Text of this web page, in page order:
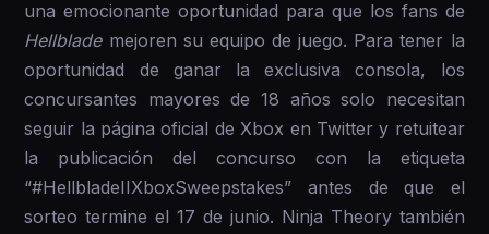
una emocionante oportunidad para que los fans de
Hellblademejoren su equipo de juego. Para tener la
oportunidad de ganar la exclusiva consola, los
concursantes mayores de 18 años solo necesitan
seguir la página oficial de Xbox en Twitter y retuitear
la publicación del concurso con la etiqueta
“#HellbladeIIXboxSweepstakes” antes de que el
sorteo termine el 17 de junio. Ninja Theory también